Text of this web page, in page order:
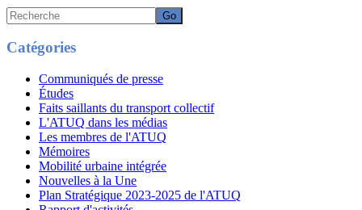
Recherche
Catégories
Communiqués de presse
Études
Faits saillants du transport collectif
L'ATUQ dans les médias
Les membres de l'ATUQ
Mémoires
Mobilité urbaine intégrée
Nouvelles à la Une
Plan Stratégique 2023-2025 de l'ATUQ